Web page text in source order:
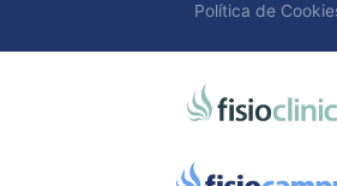
Política de